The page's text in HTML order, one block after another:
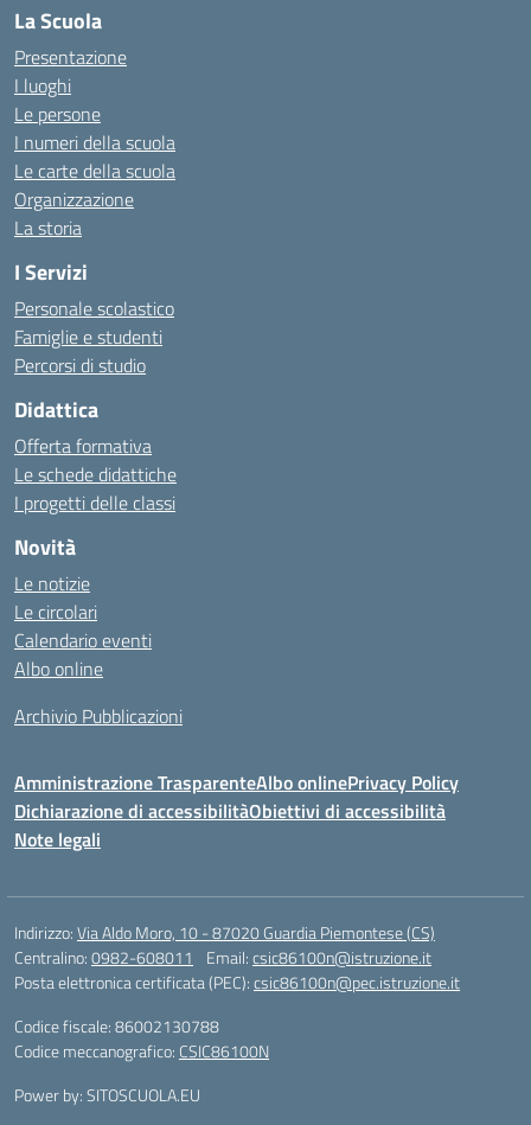
La Scuola
Presentazione
I luoghi
Le persone
I numeri della scuola
Le carte della scuola
Organizzazione
La storia
I Servizi
Personale scolastico
Famiglie e studenti
Percorsi di studio
Didattica
Offerta formativa
Le schede didattiche
I progetti delle classi
Novità
Le notizie
Le circolari
Calendario eventi
Albo online
Archivio Pubblicazioni
Amministrazione TrasparenteAlbo onlinePrivacy Policy
Dichiarazione di accessibilitàObiettivi di accessibilità
Note legali
Indirizzo:Via Aldo Moro, 10 - 87020 Guardia Piemontese (CS)
Centralino:0982-608011 Email:csic86100n@istruzione.it
Posta elettronica certificata (PEC):csic86100n@pec.istruzione.it
Codice fiscale: 86002130788
Codice meccanografico: CSIC86100N
Power by: SITOSCUOLA.EU